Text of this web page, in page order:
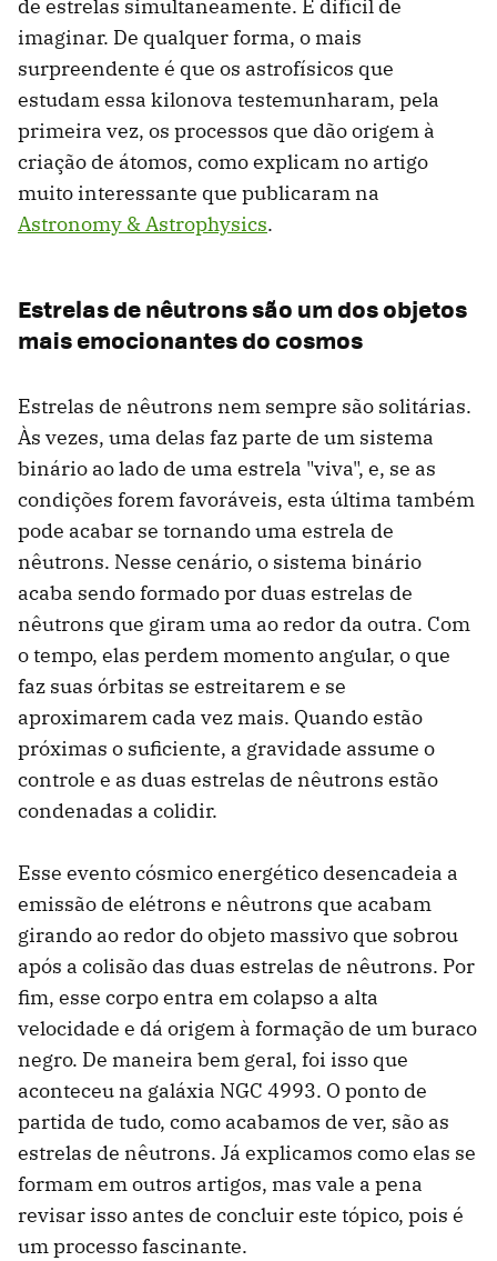
de estrelas simultaneamente. É difícil de
imaginar. De qualquer forma, o mais
surpreendente é que os astrofísicos que
estudam essa kilonova testemunharam, pela
primeira vez, os processos que dão origem à
criação de átomos, como explicam no artigo
muito interessante que publicaram na
Astronomy & Astrophysics.
Estrelas de nêutrons são um dos objetos
mais emocionantes do cosmos
Estrelas de nêutrons nem sempre são solitárias.
Às vezes, uma delas faz parte de um sistema
binário ao lado de uma estrela "viva", e, se as
condições forem favoráveis, esta última também
pode acabar se tornando uma estrela de
nêutrons. Nesse cenário, o sistema binário
acaba sendo formado por duas estrelas de
nêutrons que giram uma ao redor da outra. Com
o tempo, elas perdem momento angular, o que
faz suas órbitas se estreitarem e se
aproximarem cada vez mais. Quando estão
próximas o suficiente, a gravidade assume o
controle e as duas estrelas de nêutrons estão
condenadas a colidir.
Esse evento cósmico energético desencadeia a
emissão de elétrons e nêutrons que acabam
girando ao redor do objeto massivo que sobrou
após a colisão das duas estrelas de nêutrons. Por
fim, esse corpo entra em colapso a alta
velocidade e dá origem à formação de um buraco
negro. De maneira bem geral, foi isso que
aconteceu na galáxia NGC 4993. O ponto de
partida de tudo, como acabamos de ver, são as
estrelas de nêutrons. Já explicamos como elas se
formam em outros artigos, mas vale a pena
revisar isso antes de concluir este tópico, pois é
um processo fascinante.